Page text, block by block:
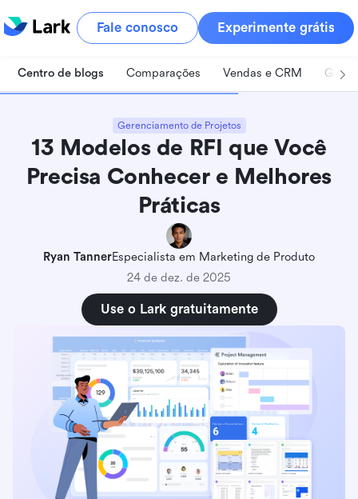
Fale conosco Experimente grátis
Centro de blogs Comparações Vendas e CRM
Gerenciamento de Projetos
13 Modelos de RFI que Você
Precisa Conhecer e Melhores
Práticas
Ryan TannerEspecialista em Marketing de Produto
24 de dez. de 2025
Use o Lark gratuitamente